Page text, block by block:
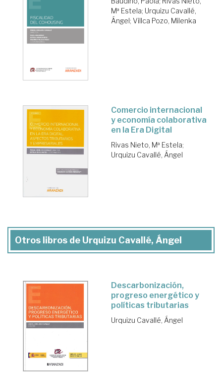
Mª Estela; Urquizu Cavallé,
Ángel ; Villca Pozo, Milenka
Comercio internacional
y economía colaborativa
en la Era Digital
Rivas Nieto, Mª Estela;
Urquizu Cavallé, Ángel
Otros libros de Urquizu Cavallé, Ángel
Descarbonización,
progreso energético y
políticas tributarias
Urquizu Cavallé, Ángel